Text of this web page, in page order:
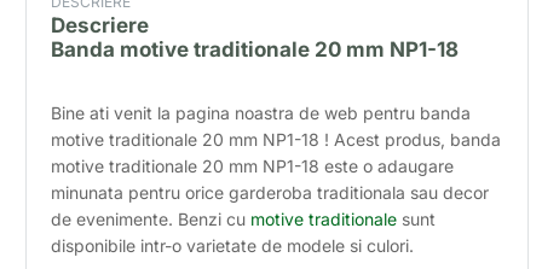
Descriere
Banda motive traditionale 20 mm NP1-18
Bine ati venit la pagina noastra de web pentru banda
motive traditionale 20 mm NP1-18 ! Acest produs, banda
motive traditionale 20 mm NP1-18 este o adaugare
minunata pentru orice garderoba traditionala sau decor
de evenimente. Benzi cu motive traditionale sunt
disponibile intr-o varietate de modele si culori.